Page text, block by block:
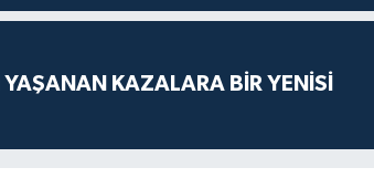
YAŞANAN KAZALARA BİR YENİSİ